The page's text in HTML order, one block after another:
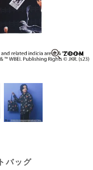
バッグ